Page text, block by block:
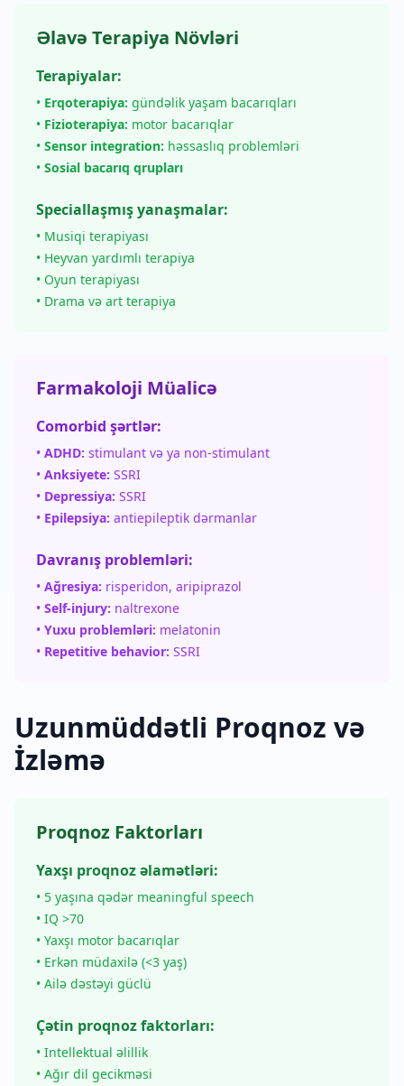
Əlavə Terapiya Növləri
Terapiyalar:
• Erqoterapiya: gündəlik yaşam bacarıqları
• Fizioterapiya: motor bacarıqlar
• Sensor integration: həssaslıq problemləri
• Sosial bacarıq qrupları
Speciallaşmış yanaşmalar:
• Musiqi terapiyası
• Heyvan yardımlı terapiya
• Oyun terapiyası
• Drama və art terapiya
Farmakoloji Müalicə
Comorbid şərtlər:
• ADHD: stimulant və ya non-stimulant
• Anksiyete: SSRI
• Depressiya: SSRI
• Epilepsiya: antiepileptik dərmanlar
Davranış problemləri:
• Ağresiya: risperidon, aripiprazol
• Self-injury: naltrexone
• Yuxu problemləri: melatonin
• Repetitive behavior: SSRI
Uzunmüddətli Proqnoz və
İzləmə
Proqnoz Faktorları
Yaxşı proqnoz əlamətləri:
• 5 yaşına qədər meaningful speech
• IQ >70
• Yaxşı motor bacarıqlar
• Erkən müdaxilə (<3 yaş)
• Ailə dəstəyi güclü
Çətin proqnoz faktorları:
• Intellektual əlillik
• Ağır dil gecikməsi